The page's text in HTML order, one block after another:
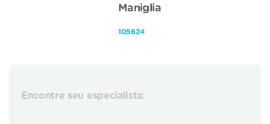
Maniglia
105624
Encontre seu especialista: